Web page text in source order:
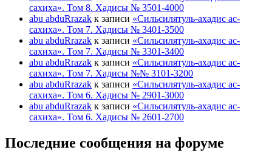
сахиха». Том 8. Хадисы № 3501-4000
abu abduRrazak к записи «Сильсилятуль-ахадис ас-
сахиха». Том 7. Хадисы № 3401-3500
abu abduRrazak к записи «Сильсилятуль-ахадис ас-
сахиха». Том 7. Хадисы № 3301-3400
abu abduRrazak к записи «Сильсилятуль-ахадис ас-
сахиха». Том 7. Хадисы №№ 3101-3200
abu abduRrazak к записи «Сильсилятуль-ахадис ас-
сахиха». Том 6. Хадисы № 2901-3000
abu abduRrazak к записи «Сильсилятуль-ахадис ас-
сахиха». Том 6. Хадисы № 2601-2700
Последние сообщения на форуме